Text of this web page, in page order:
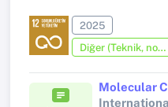
2025
Diğer (Teknik, not, yorum, vaka takdimi, editöre mektup, özet, kitap krıtiği, araştırma notu, bilirkişi raporu ve benzeri)